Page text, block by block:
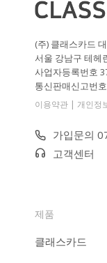
(주) 클래스카드
서울 강남구 테헤
사업자등록번호
통신판매신고번
이용약관 | 개인정
가입문의
고객센터
제품
클래스카드